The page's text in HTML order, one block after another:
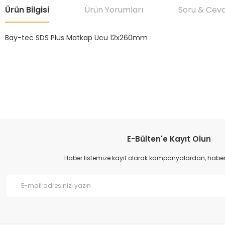
Ürün Bilgisi Ürün Yorumları Soru &
Bay-tec SDS Plus Matkap Ucu 12x260mm
Bu ürünün fiyat bilgisi, resim, ürün açıklamalarında ve diğer
Bu ürüne benzer farklı alternatifler olmalı.
E-Bülten'e Kayıt Olun
Haber listemize kayıt olarak kampanyalardan,